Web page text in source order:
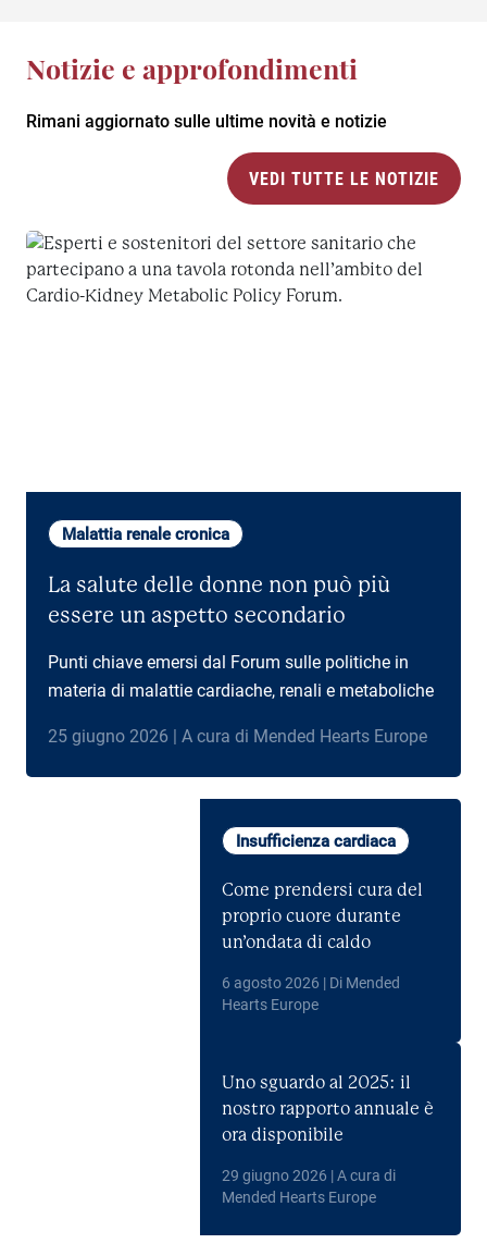
Notizie e approfondimenti
Rimani aggiornato sulle ultime novità e notizie
VEDI TUTTE LE NOTIZIE
Malattia renale cronica
La salute delle donne non può più
essere un aspetto secondario
Punti chiave emersi dal Forum sulle politiche in
materia di malattie cardiache, renali e metaboliche
25 giugno 2026 | A cura di Mended Hearts Europe
Insufficienza cardiaca
Come prendersi cura del
proprio cuore durante
un’ondata di caldo
6 agosto 2026 | Di Mended
Hearts Europe
Uno sguardo al 2025: il
nostro rapporto annuale è
ora disponibile
29 giugno 2026 | A cura di
Mended Hearts Europe